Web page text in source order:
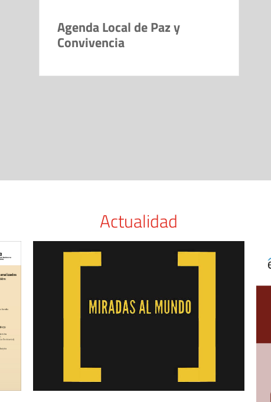
Agenda Local de Paz y
Convivencia
Actualidad